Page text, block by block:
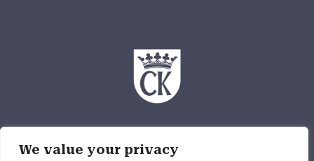
We value your privacy
jest częścią Wzgórza Zamkowego,